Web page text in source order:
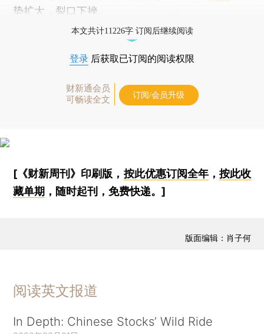
势扩大，裂口下挫。
本文共计11226字 订阅后继续阅读
登录 后获取已订阅的阅读权限
财新通会员
可畅读全文
订阅/会员升级
[《财新周刊》印刷版， 按此优惠订阅全年， 按此收
藏单期 ，随时起刊，免费快递。]
版面编辑：肖子何
阅读英文报道
In Depth: Chinese Stocks’ Wild Ride